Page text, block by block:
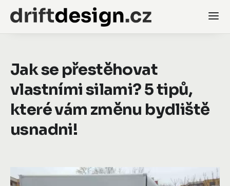
Jak se přestěhovat
vlastními silami? 5 tipů,
které vám změnu bydliště
usnadni!